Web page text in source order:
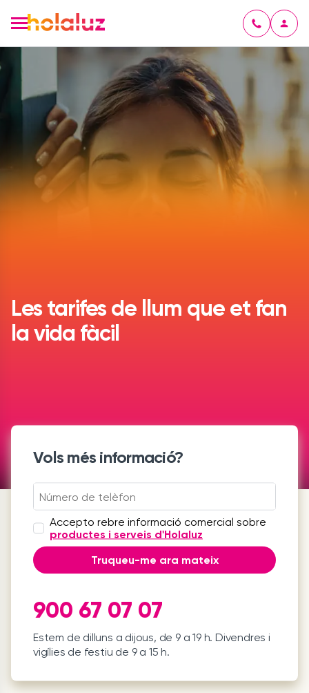
Les tarifes de llum que et fan
la vida fàcil
Vols més informació?
Accepto rebre informació comercial sobre
productes i serveis d'Holaluz
Truqueu-me ara mateix
900 67 07 07
Estem de dilluns a dijous, de 9 a 19 h. Divendres i
vigílies de festiu de 9 a 15 h.